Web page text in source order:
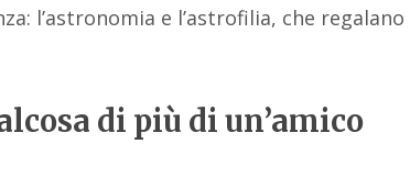
l’astronomia e l’astrofilia, che regalano
di più di un’amico